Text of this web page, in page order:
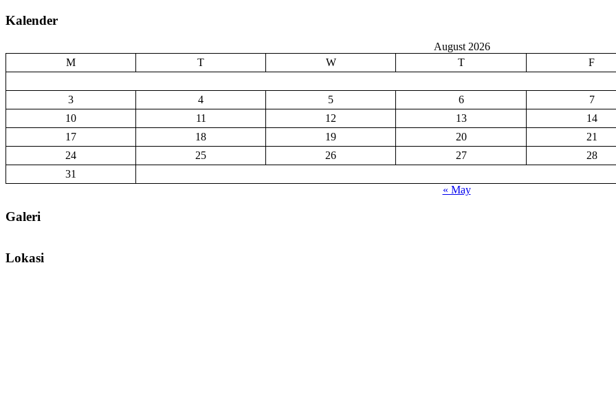
Kalender
August 2026
M
T W T F
3
4 5 6 7
10
11 12 13 14
17
18 19 20 21
24
25 26 27 28
31
« May
Galeri
Lokasi